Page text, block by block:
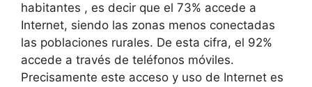
habitantes , es decir que el 73% accede a
Internet, siendo las zonas menos conectadas
las poblaciones rurales. De esta cifra, el 92%
accede a través de teléfonos móviles.
Precisamente este acceso y uso de Internet es